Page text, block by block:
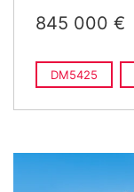
845 000 €
DM5425